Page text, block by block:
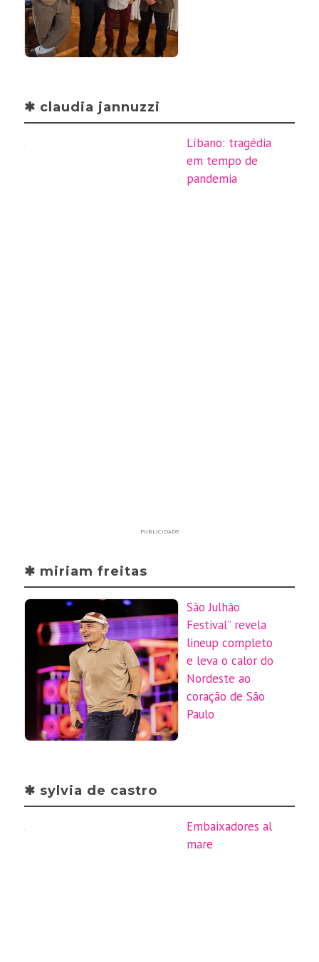
✱ claudia jannuzzi
Líbano: tragédia
em tempo de
pandemia
PUBLICIDADE
✱ miriam freitas
São Julhão
Festival” revela
lineup completo
e leva o calor do
Nordeste ao
coração de São
Paulo
✱ sylvia de castro
Embaixadores al
mare